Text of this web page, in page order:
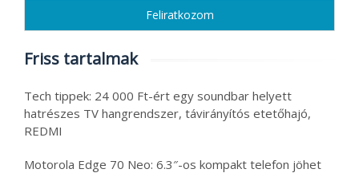
Friss tartalmak
Tech tippek: 24 000 Ft-ért egy soundbar helyett
hatrészes TV hangrendszer, távirányítós etetőhajó,
REDMI
Motorola Edge 70 Neo: 6.3″-os kompakt telefon jöhet